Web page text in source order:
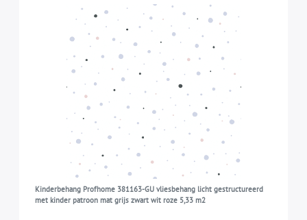
Kinderbehang Profhome 381163-GU vliesbehang licht gestructureerd
met kinder patroon mat grijs zwart wit roze 5,33 m2